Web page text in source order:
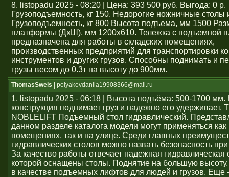
8. listopadu 2025 - 08:20 | Цена: 393 500 руб. Выгода: 0 р.
Грузоподъемность, кг 150. Недорогие ножничные столы
Грузоподъемность, кг 800 Высота подъема, мм 1500
платформы (ДхШ), мм 1200x610. Тележка с подъемной
предназначена для работы в складских помещениях,
производственных предприятий для транспортировки
инструментов и других грузов. Способны поднимать и
грузы весом до 0.3т на высоту до 900мм.
ThomasSwels | polyakovdanila19908366@mail.ru
1. listopadu 2025 - 06:18 | Высота подъёма: 500-1700
конструкция поднимает груз и надежно его удерживает.
NOBLELIFT Подъемный стол гидравлический.
данном разделе каталога модели могут применяться
помещениях, так и на улице. Среди главных
гидравлических столов можно назвать безопасность
За качество работы отвечает надежная гидравлическая
которой оснащены столы. Поднятие на большую
в качестве подъемных лифтов для людей и грузов. Еще